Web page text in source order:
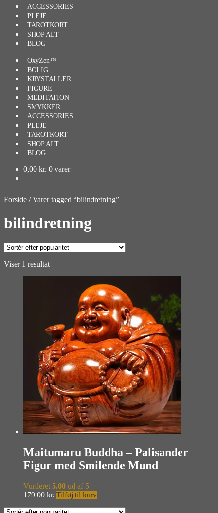
ACCESSORIES
PLEJE
TAROTKORT
SHOP ALT
BLOG
OxyZen™
BOLIG
KRYSTALLER
FIGURE
MEDITATION
SMYKKER
ACCESSORIES
PLEJE
TAROTKORT
SHOP ALT
BLOG
0,00 kr. 0 varer
Forside /Varer tagged “bilindretning”
bilindretning
Viser 1 resultat
Maitumaru Buddha – Palisander
Figur med Smilende Mund
Vurderet 5.00 ud af 5
179,00 kr. Tilføj til kurv